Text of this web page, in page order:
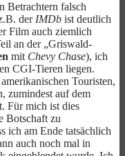
Betrachtern falsch
derIMDb ist deutlich
Film auch ziemlich
an der „Griswald-
mit Chevy Chase), ich
CGI-Tieren liegen.
Touristen,
zumindest auf dem
Für mich ist dies
Botschaft zu
ich am Ende tatsächlich
auch noch mal in